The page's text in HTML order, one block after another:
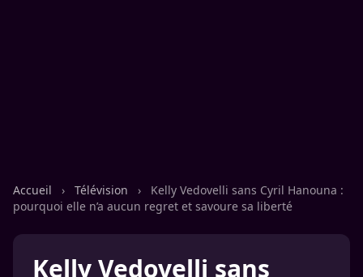
Accueil › Télévision ›
Kelly Vedovelli sans Cyril Hanouna :
pourquoi elle n’a aucun regret et savoure sa liberté
Kelly Vedovelli sans